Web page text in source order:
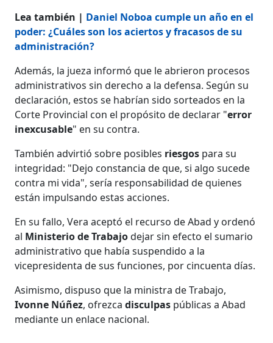
Lea también | Daniel Noboa cumple un año en el
poder: ¿Cuáles son los aciertos y fracasos de su
administración?
Además, la jueza informó que le abrieron procesos
administrativos sin derecho a la defensa. Según su
declaración, estos se habrían sido sorteados en la
Corte Provincial con el propósito de declarar "error
inexcusable" en su contra.
También advirtió sobre posibles riesgos para su
integridad: "Dejo constancia de que, si algo sucede
contra mi vida", sería responsabilidad de quienes
están impulsando estas acciones.
En su fallo, Vera aceptó el recurso de Abad y ordenó
al Ministerio de Trabajodejar sin efecto el sumario
administrativo que había suspendido a la
vicepresidenta de sus funciones, por cincuenta días.
Asimismo, dispuso que la ministra de Trabajo,
Ivonne Núñez, ofrezcadisculpas públicas a Abad
mediante un enlace nacional.